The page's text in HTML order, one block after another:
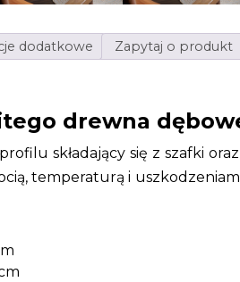
dodatkowe Zapytaj o produkt
drewna
profilu składający się z szafki
temperaturą i